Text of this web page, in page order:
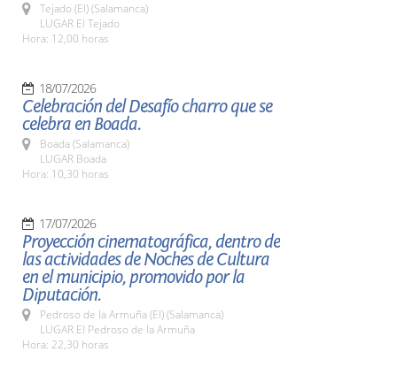
Tejado (El) (Salamanca)
LUGAR El Tejado
Hora: 12,00 horas
18/07/2026
Celebración del Desafío charro que se
celebra en Boada.
Boada (Salamanca)
LUGAR Boada
Hora: 10,30 horas
17/07/2026
Proyección cinematográfica, dentro de
las actividades de Noches de Cultura
en el municipio, promovido por la
Diputación.
Pedroso de la Armuña (El) (Salamanca)
LUGAR El Pedroso de la Armuña
Hora: 22,30 horas